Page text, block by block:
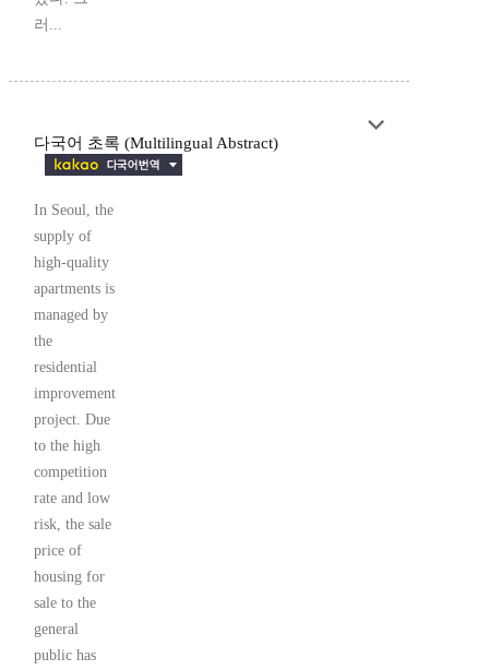
러...
다국어 초록 (Multilingual Abstract)
In Seoul, the
supply of
high-quality
apartments is
managed by
the
residential
improvement
project. Due
to the high
competition
rate and low
risk, the sale
price of
housing for
sale to the
general
public has